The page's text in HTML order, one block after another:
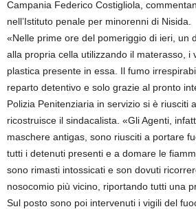
Campania Federico Costigliola,
nell’Istituto penale per minorenni di Nisida.
«Nelle prime ore del pomeriggio di ieri, un
alla propria cella utilizzando il materasso, i
plastica presente in essa. Il fumo
reparto detentivo e solo grazie al pronto
Polizia Penitenziaria in servizio si è riusciti
ricostruisce il sindacalista. «Gli Agenti,
maschere antigas, sono riusciti a portare
tutti i detenuti presenti e a domare le
sono rimasti intossicati e son dovuti
nosocomio più vicino, riportando tutti una
Sul posto sono poi intervenuti i vigili del